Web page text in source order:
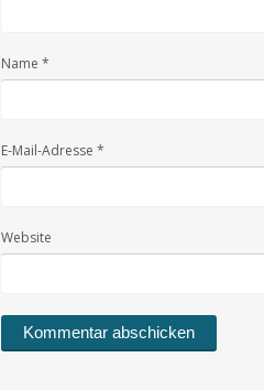
Name *
E-Mail-Adresse *
Website